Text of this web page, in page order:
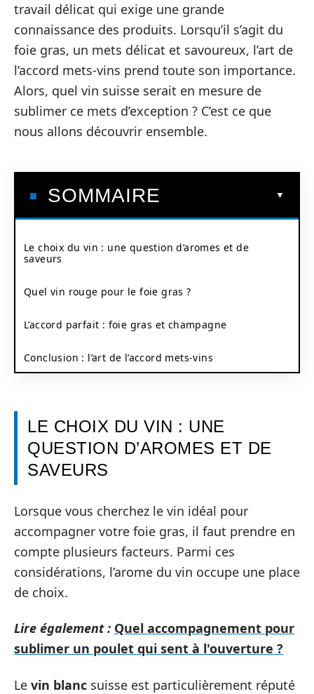
travail délicat qui exige une grande
connaissance des produits. Lorsqu’il s’agit du
foie gras, un mets délicat et savoureux, l’art de
l’accord mets-vins prend toute son importance.
Alors, quel vin suisse serait en mesure de
sublimer ce mets d’exception ? C’est ce que
nous allons découvrir ensemble.
SOMMAIRE
Le choix du vin : une question d’aromes et de
saveurs
Quel vin rouge pour le foie gras ?
L’accord parfait : foie gras et champagne
Conclusion : l’art de l’accord mets-vins
LE CHOIX DU VIN : UNE
QUESTION D’AROMES ET DE
SAVEURS
Lorsque vous cherchez le vin idéal pour
accompagner votre foie gras, il faut prendre en
compte plusieurs facteurs. Parmi ces
considérations, l’arome du vin occupe une place
de choix.
Lire également : Quel accompagnement pour
sublimer un poulet qui sent à l'ouverture ?
Le vin blanc suisse est particulièrement réputé